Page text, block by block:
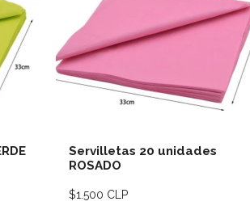
Servilletas 20 unidades
ROSADO
Ver detalles
$1.500 CLP